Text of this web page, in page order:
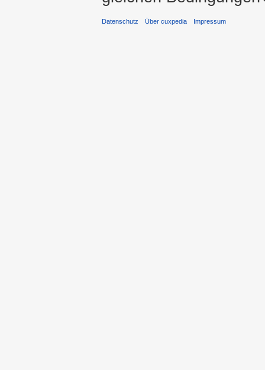
Datenschutz Über cuxpedia Impressum